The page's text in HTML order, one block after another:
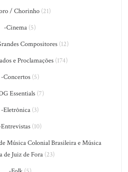
/ Chorinho (21)
-Cinema (5)
Compositores(12)
e Proclamações(174)
-Concertos(5)
Essentials(7)
-Eletrônica (3)
(10)
Música Colonial Brasileira e Música
de Juiz de Fora (23)